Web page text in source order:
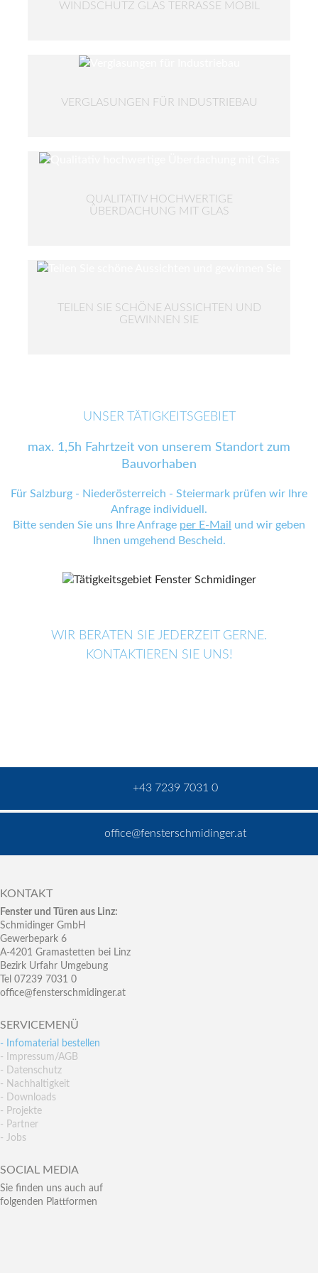
WINDSCHUTZ GLAS TERRASSE MOBIL
VERGLASUNGEN FÜR INDUSTRIEBAU
QUALITATIV HOCHWERTIGE
ÜBERDACHUNG MIT GLAS
TEILEN SIE SCHÖNE AUSSICHTEN UND
GEWINNEN SIE
UNSER TÄTIGKEITSGEBIET
max. 1,5h Fahrtzeit von unserem Standort zum
Bauvorhaben
Für Salzburg - Niederösterreich - Steiermark prüfen wir Ihre
Anfrage individuell.
Bitte senden Sie uns Ihre Anfrage per E-Mail
und wir geben
Ihnen umgehend Bescheid.
WIR BERATEN SIE JEDERZEIT GERNE.
KONTAKTIEREN SIE UNS!
+43 7239 7031 0
office@fensterschmidinger.at
KONTAKT
Fenster und Türen aus Linz:
Schmidinger GmbH
Gewerbepark 6
A-4201 Gramastetten bei Linz
Bezirk Urfahr Umgebung
Tel 07239 7031 0
office@fensterschmidinger.at
SERVICEMENÜ
- Infomaterial bestellen
- Impressum/AGB
- Datenschutz
- Nachhaltigkeit
- Downloads
- Projekte
- Partner
- Jobs
SOCIAL MEDIA
Sie finden uns auch auf
folgenden Plattformen